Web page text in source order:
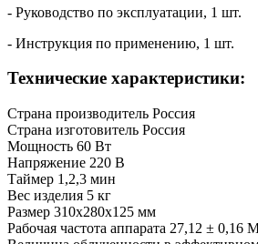
- Руководство по эксплуатации, 1 шт.
- Инструкция по применению, 1 шт.
Технические характеристики:
Страна производитель Россия
Страна изготовитель Россия
Мощность 60 Вт
Напряжение 220 B
Таймер 1,2,3 мин
Вес изделия 5 кг
Размер 310х280х125 мм
Рабочая частота аппарата 27,12 ± 0,16